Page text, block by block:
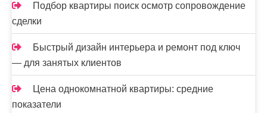
Подбор квартиры поиск осмотр сопровождение
сделки
Быстрый дизайн интерьера и ремонт под ключ
— для занятых клиентов
Цена однокомнатной квартиры: средние
показатели